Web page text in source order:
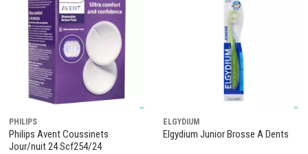
PHILIPS
Philips Avent Coussinets
Jour/nuit 24 Scf254/24
ELGYDIUM
Elgydium Junior Brosse A Dents